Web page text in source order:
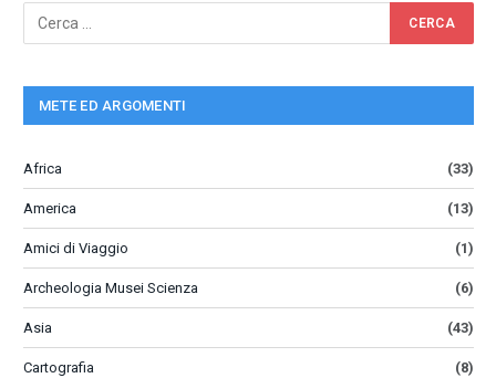
METE ED ARGOMENTI
Africa (33)
America (13)
Amici di Viaggio (1)
Archeologia Musei Scienza (6)
Asia (43)
Cartografia (8)